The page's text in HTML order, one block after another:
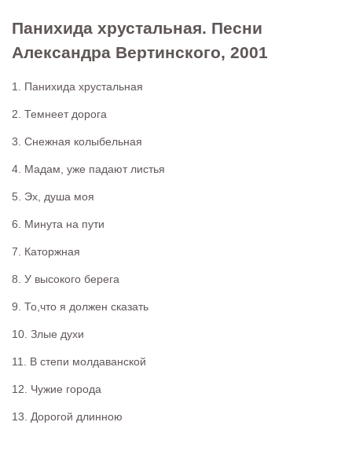
Панихида хрустальная. Песни
Александра Вертинского, 2001
1. Панихида хрустальная
2. Темнеет дорога
3. Снежная колыбельная
4. Мадам, уже падают листья
5. Эх, душа моя
6. Минута на пути
7. Каторжная
8. У высокого берега
9. То,что я должен сказать
10. Злые духи
11. В степи молдаванской
12. Чужие города
13. Дорогой длинною